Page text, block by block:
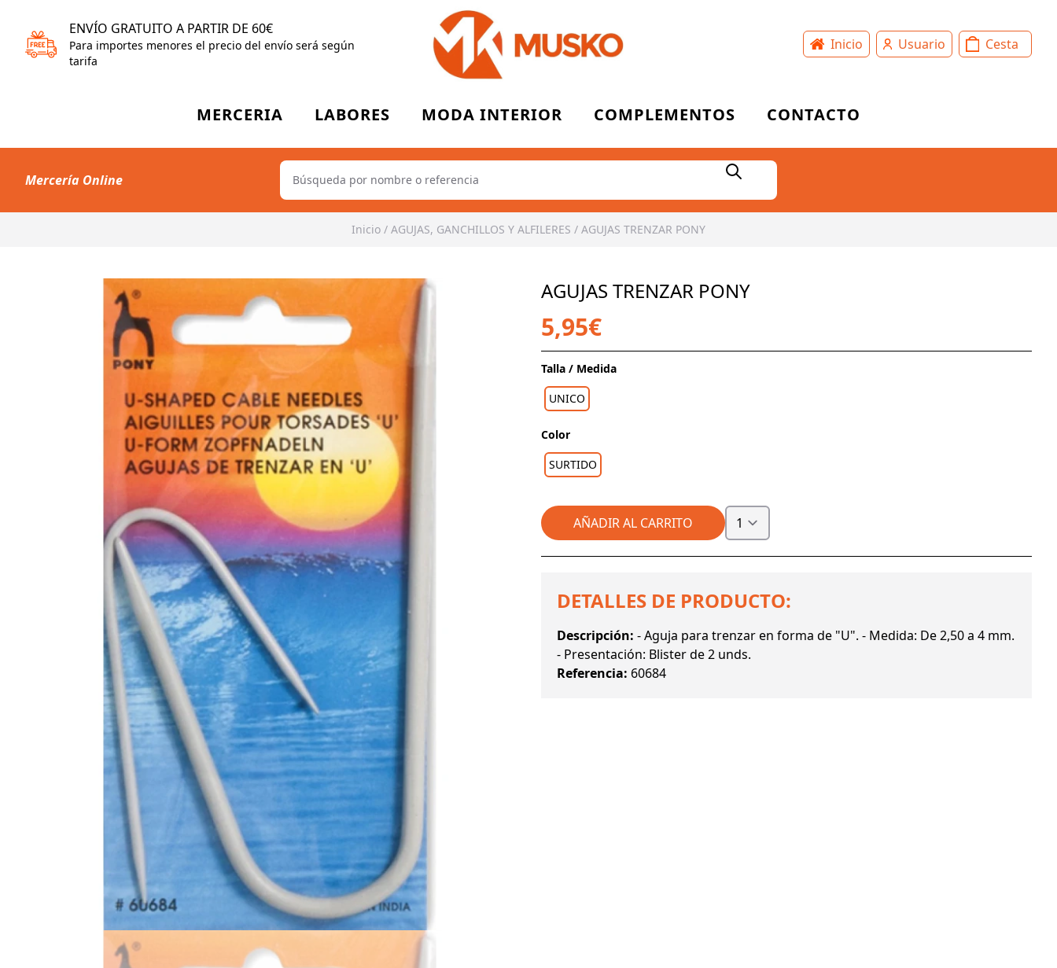
ENVÍO GRATUITO A PARTIR DE 60€
Para importes menores el precio del envío será según
tarifa
Inicio Usuario Cesta
MERCERIA LABORES MODA INTERIOR COMPLEMENTOS CONTACTO
Mercería Online
Inicio / AGUJAS, GANCHILLOS Y ALFILERES / AGUJAS TRENZAR PONY
AGUJAS TRENZAR PONY
5,95€
Talla / Medida
UNICO
Color
SURTIDO
AÑADIR AL CARRITO
DETALLES DE PRODUCTO:
Descripción: - Aguja para trenzar en forma de "U". - Medida: De 2,50 a 4 mm.
- Presentación: Blister de 2 unds.
Referencia: 60684